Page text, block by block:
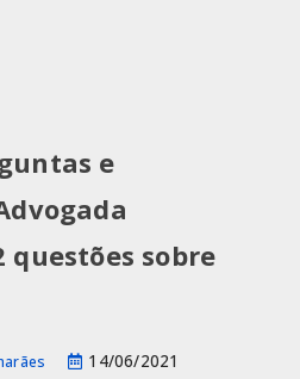
e
questões sobre
14/06/2021